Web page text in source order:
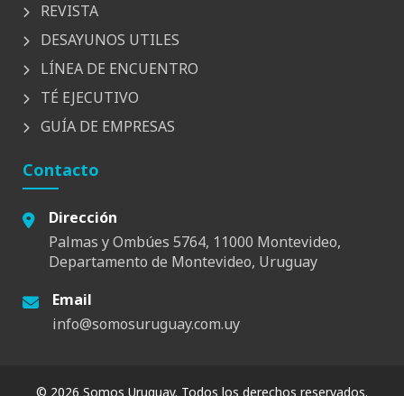
REVISTA
DESAYUNOS UTILES
LÍNEA DE ENCUENTRO
TÉ EJECUTIVO
GUÍA DE EMPRESAS
Contacto
Dirección
Palmas y Ombúes 5764, 11000 Montevideo,
Departamento de Montevideo, Uruguay
Email
info@somosuruguay.com.uy
© 2026 Somos Uruguay. Todos los derechos reservados.